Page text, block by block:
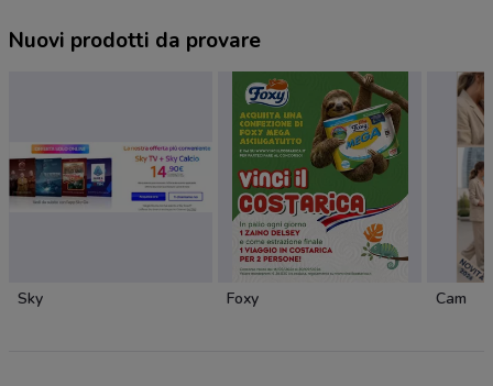
Nuovi prodotti da provare
Sky Foxy Cam